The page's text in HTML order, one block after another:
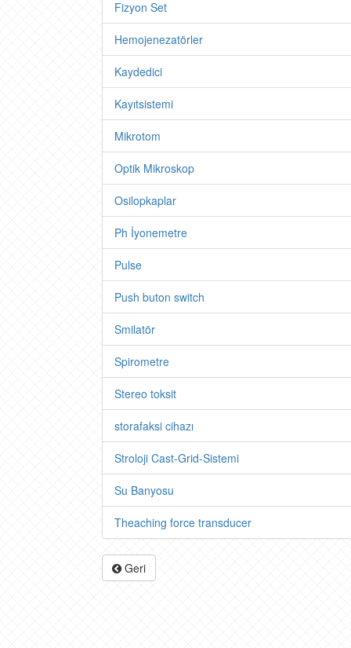
Fizyon Set
Hemojenezatörler
Kaydedici
Kayıtsistemi
Mikrotom
Optik Mikroskop
Osilopkaplar
Ph İyonemetre
Pulse
Push buton switch
Smilatör
Spirometre
Stereo toksit
storafaksi cihazı
Stroloji Cast-Grid-Sistemi
Su Banyosu
Theaching force transducer
Geri